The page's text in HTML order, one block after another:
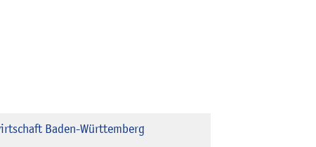
Baden-Württemberg